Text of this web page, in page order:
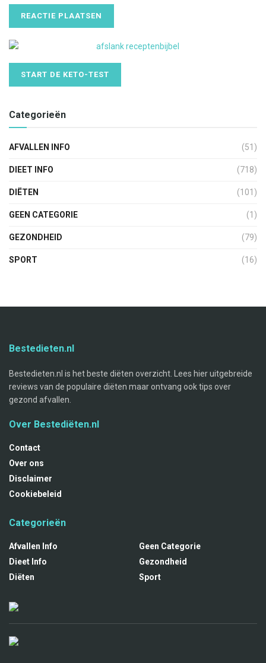
START DE KETO-TEST
Categorieën
AFVALLEN INFO (51)
DIEET INFO (718)
DIËTEN (101)
GEEN CATEGORIE (1)
GEZONDHEID (79)
SPORT (16)
Bestedieten.nl
Bestedieten.nl is het beste diëten overzicht. Lees hier uitgebreide
reviews van de populaire diëten maar ontvang ook tips over
gezond afvallen.
Over Bestediëten.nl
Contact
Over ons
Disclaimer
Cookiebeleid
Categorieën
Afvallen Info
Dieet Info
Diëten
Geen Categorie
Gezondheid
Sport